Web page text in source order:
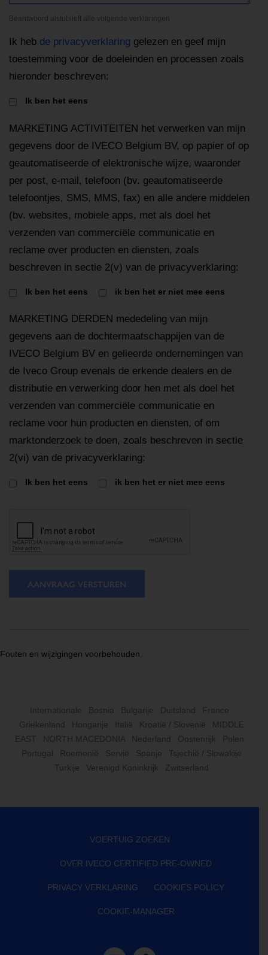
Beantwoord alstublieft alle volgende verklaringen
Ik heb de privacyverklaring gelezen en geef mijn
toestemming voor de doeleinden en processen zoals
hieronder beschreven:
Ik ben het eens
MARKETING ACTIVITEITEN het verwerken van mijn
gegevens door de IVECO Belgium BV, op papier of op
geautomatiseerde of elektronische wijze, waaronder
per post, e-mail, telefoon (bv. geautomatiseerde
telefoontjes, SMS, MMS, fax) en alle andere middelen
(bv. websites, mobiele apps, met als doel het
verzenden van commerciële communicatie en
reclame over producten en diensten, zoals
beschreven in sectie 2(v) van de privacyverklaring:
Ik ben het eens ik ben het er niet mee eens
MARKETING DERDEN mededeling van mijn
gegevens aan de dochtermaatschappijen van de
IVECO Belgium BV en gelieerde ondernemingen van
de Iveco Group evenals de erkende dealers en de
distributie en verwerking door hen met als doel het
verzenden van commerciële communicatie en
reclame voor hun producten en diensten, of om
marktonderzoek te doen, zoals beschreven in sectie
2(vi) van de privacyverklaring:
Ik ben het eens ik ben het er niet mee eens
AANVRAAG VERSTUREN
Fouten en wijzigingen voorbehouden.
Internationale Bosnia Bulgarije Duitsland
France
Griekenland
Hongarije Italië Kroatië / Slovenië
MIDDLE
EAST
NORTH MACEDONIA Nederland Oostenrijk
Polen
Portugal
Roemenië Servië Spanje
Tsjechië / Slowakije
Turkije
Verenigd Koninkrijk Zwitserland
VOERTUIG ZOEKEN
OVER IVECO CERTIFIED PRE-OWNED
PRIVACY VERKLARING COOKIES POLICY
COOKIE-MANAGER